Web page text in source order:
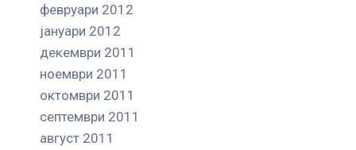
февруари 2012
јануари 2012
декември 2011
ноември 2011
октомври 2011
септември 2011
август 2011